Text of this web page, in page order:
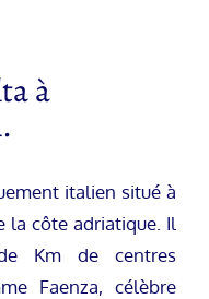
à
italien situé à
la côte adriatique. Il
Km de centres
Faenza, célèbre